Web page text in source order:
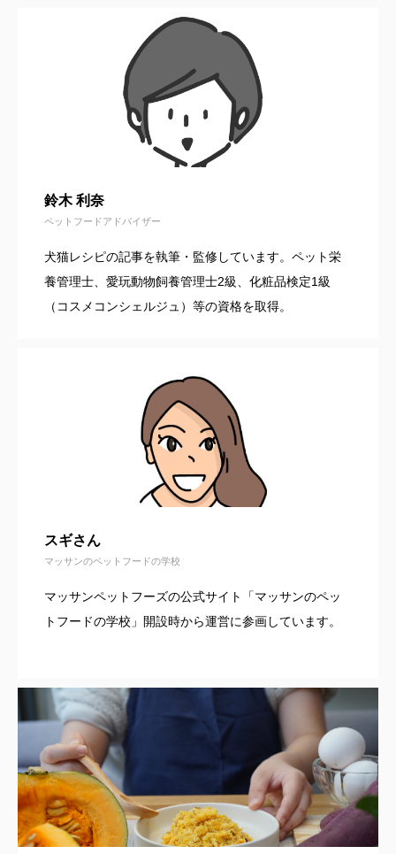
鈴木 利奈
ペットフードアドバイザー
犬猫レシピの記事を執筆・監修しています。ペット栄
養管理士、愛玩動物飼養管理士2級、化粧品検定1級
（コスメコンシェルジュ）等の資格を取得。
スギさん
マッサンのペットフードの学校
マッサンペットフーズの公式サイト「マッサンのペッ
トフードの学校」開設時から運営に参画しています。